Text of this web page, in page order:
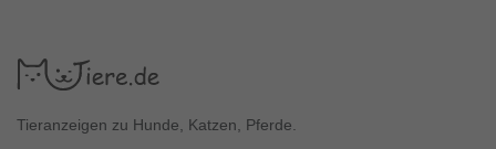
Tieranzeigen zu Hunde, Katzen, Pferde.